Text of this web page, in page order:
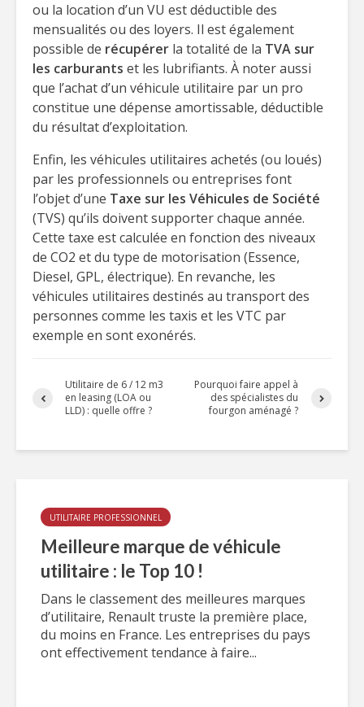
ou la location d’un VU est déductible des
mensualités ou des loyers. Il est également
possible de récupérer la totalité de la TVA sur
les carburants et les lubrifiants. À noter aussi
que l’achat d’un véhicule utilitaire par un pro
constitue une dépense amortissable, déductible
du résultat d’exploitation.
Enfin, les véhicules utilitaires achetés (ou loués)
par les professionnels ou entreprises font
l’objet d’une Taxe sur les Véhicules de Société
(TVS) qu’ils doivent supporter chaque année.
Cette taxe est calculée en fonction des niveaux
de CO2 et du type de motorisation (Essence,
Diesel, GPL, électrique). En revanche, les
véhicules utilitaires destinés au transport des
personnes comme les taxis et les VTC par
exemple en sont exonérés.
Utilitaire de 6 / 12 m3
en leasing (LOA ou
LLD) : quelle offre ?
Pourquoi faire appel à
des spécialistes du
fourgon aménagé ?
UTILITAIRE PROFESSIONNEL
Meilleure marque de véhicule
utilitaire : le Top 10 !
Dans le classement des meilleures marques
d’utilitaire, Renault truste la première place,
du moins en France. Les entreprises du pays
ont effectivement tendance à faire...